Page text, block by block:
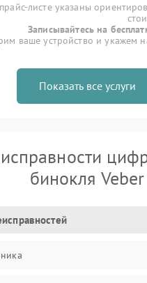
листе указаны
Записывайтесь на
ваше устройство и укажем
Показать все услуги
бинокля Veber